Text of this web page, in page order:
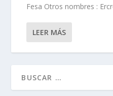
Fesa Otros nombres :
LEER MÁS